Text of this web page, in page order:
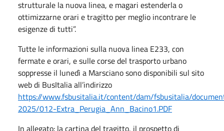
strutturale la nuova linea, e magari estenderla o
ottimizzarne orari e tragitto per meglio incontrare le
esigenze di tutti”.
Tutte le informazioni sulla nuova linea E233, con
fermate e orari, e sulle corse del trasporto urbano
soppresse il lunedì a Marsciano sono disponibili sul sito
web di BusItalia all’indirizzo
https://www.fsbusitalia.it/content/dam/fsbusitalia/
2025/012-Extra_Perugia_Ann_Bacino1.PDF
In allegato: la cartina del tragitto, il prospetto di